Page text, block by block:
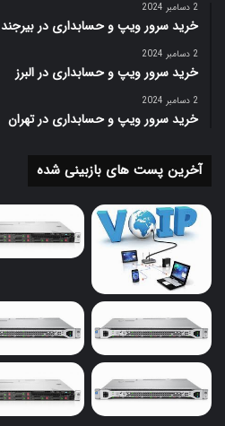
2 دسامبر 2024
خرید سرور ویپ و حسابداری در بیرجند
2 دسامبر 2024
خرید سرور ویپ و حسابداری در البرز
2 دسامبر 2024
خرید سرور ویپ و حسابداری در تهران
آخرین پست های بازبینی شده